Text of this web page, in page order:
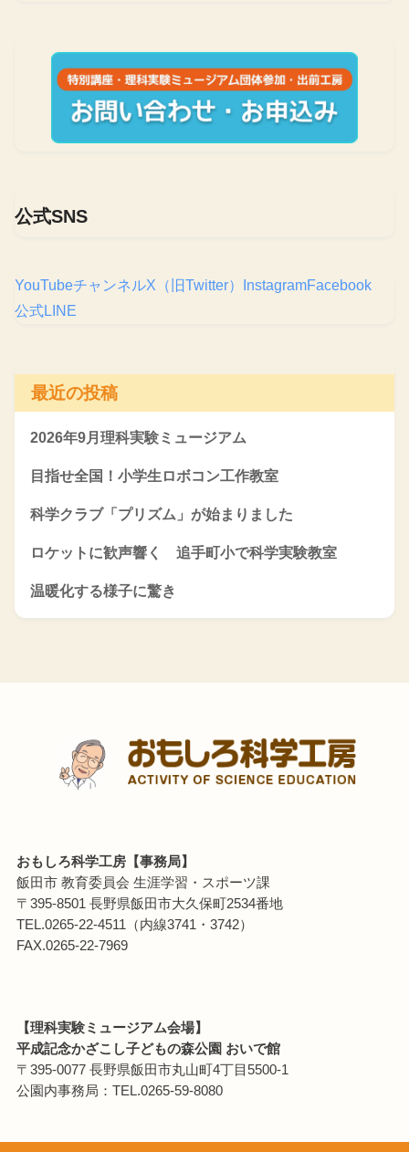
公式SNS
YouTubeチャンネルX（旧Twitter） InstagramFacebook
公式LINE
最近の投稿
2026年9月理科実験ミュージアム
目指せ全国！小学生ロボコン工作教室
科学クラブ「プリズム」が始まりました
ロケットに歓声響く 追手町小で科学実験教室
温暖化する様子に驚き
おもしろ科学工房【事務局】
飯田市 教育委員会 生涯学習・スポーツ課
〒395-8501 長野県飯田市大久保町2534番地
TEL.0265-22-4511（内線3741・3742）
FAX.0265-22-7969
【理科実験ミュージアム会場】
平成記念かざこし子どもの森公園 おいで館
〒395-0077 長野県飯田市丸山町4丁目5500-1
公園内事務局：TEL.0265-59-8080